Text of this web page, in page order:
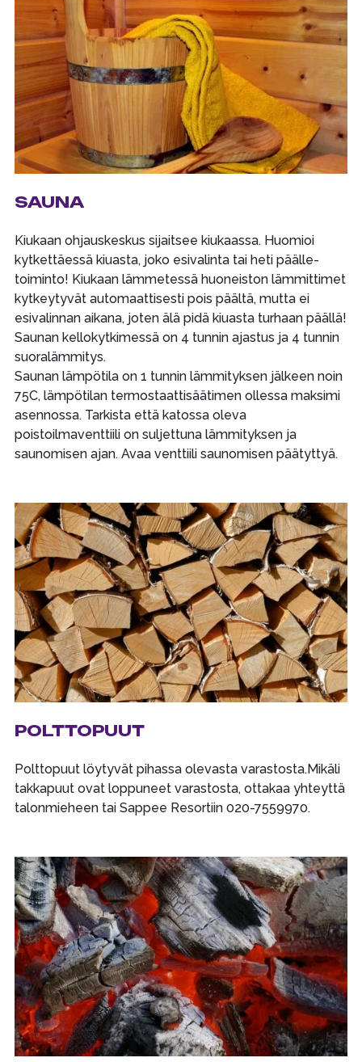
SAUNA
Kiukaan ohjauskeskus sijaitsee kiukaassa. Huomioi
kytkettäessä kiuasta, joko esivalinta tai heti päälle-
toiminto! Kiukaan lämmetessä huoneiston lämmittimet
kytkeytyvät automaattisesti pois päältä, mutta ei
esivalinnan aikana, joten älä pidä kiuasta turhaan päällä!
Saunan kellokytkimessä on 4 tunnin ajastus ja 4 tunnin
suoralämmitys.
Saunan lämpötila on 1 tunnin lämmityksen jälkeen noin
75C, lämpötilan termostaattisäätimen ollessa maksimi
asennossa. Tarkista että katossa oleva
poistoilmaventtiili on suljettuna lämmityksen ja
saunomisen ajan. Avaa venttiili saunomisen päätyttyä.
POLTTOPUUT
Polttopuut löytyvät pihassa olevasta varastosta.Mikäli
takkapuut ovat loppuneet varastosta, ottakaa yhteyttä
talonmieheen tai Sappee Resortiin 020-7559970.